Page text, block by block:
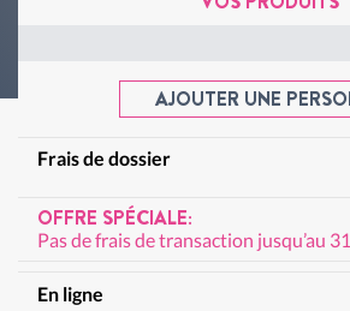
AJOUTER UNE
Frais de dossier
OFFRE SPÉCIALE:
Pas de frais de transaction jusqu’au
En ligne